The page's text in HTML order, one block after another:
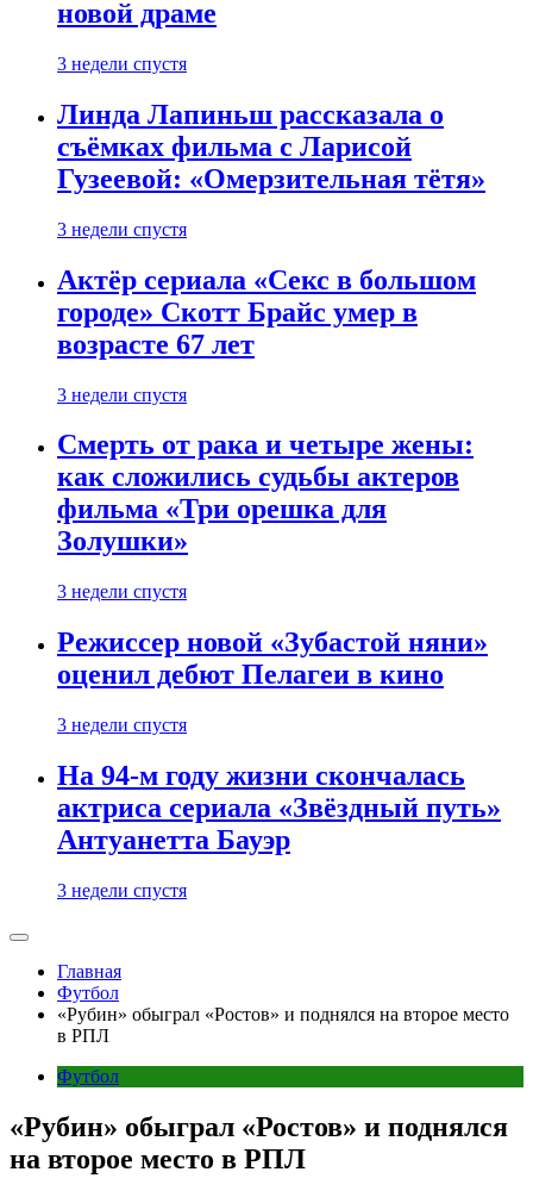
новой драме
3 недели спустя
Линда Лапиньш рассказала о
съёмках фильма с Ларисой
Гузеевой: «Омерзительная тётя»
3 недели спустя
Актёр сериала «Секс в большом
городе» Скотт Брайс умер в
возрасте 67 лет
3 недели спустя
Смерть от рака и четыре жены:
как сложились судьбы актеров
фильма «Три орешка для
Золушки»
3 недели спустя
Режиссер новой «Зубастой няни»
оценил дебют Пелагеи в кино
3 недели спустя
На 94-м году жизни скончалась
актриса сериала «Звёздный путь»
Антуанетта Бауэр
3 недели спустя
Главная
Футбол
«Рубин» обыграл «Ростов» и поднялся на второе место
в РПЛ
Футбол
«Рубин» обыграл «Ростов» и поднялся
на второе место в РПЛ